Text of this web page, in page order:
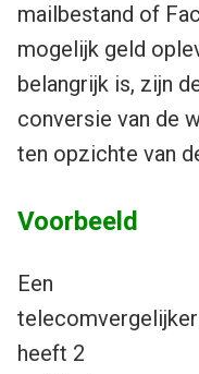
mailbestand of
mogelijk geld
belangrijk is, zijn
conversie van de
ten opzichte van
Voorbeeld
Een
telecomvergelijker
heeft 2